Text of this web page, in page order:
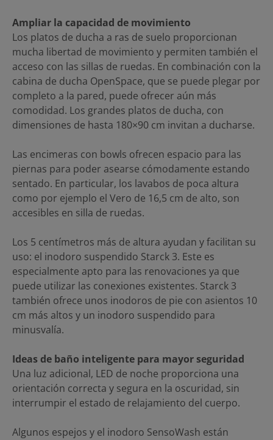
Ampliar la capacidad de movimiento
Los platos de ducha a ras de suelo proporcionan
mucha libertad de movimiento y permiten también el
acceso con las sillas de ruedas. En combinación con la
cabina de ducha OpenSpace, que se puede plegar por
completo a la pared, puede ofrecer aún más
comodidad. Los grandes platos de ducha, con
dimensiones de hasta 180×90 cm invitan a ducharse.
Las encimeras con bowls ofrecen espacio para las
piernas para poder asearse cómodamente estando
sentado. En particular, los lavabos de poca altura
como por ejemplo el Vero de 16,5 cm de alto, son
accesibles en silla de ruedas.
Los 5 centímetros más de altura ayudan y facilitan su
uso: el inodoro suspendido Starck 3. Este es
especialmente apto para las renovaciones ya que
puede utilizar las conexiones existentes. Starck 3
también ofrece unos inodoros de pie con asientos 10
cm más altos y un inodoro suspendido para
minusvalía.
Ideas de baño inteligente para mayor seguridad
Una luz adicional, LED de noche proporciona una
orientación correcta y segura en la oscuridad, sin
interrumpir el estado de relajamiento del cuerpo.
Algunos espejos y el inodoro SensoWash están